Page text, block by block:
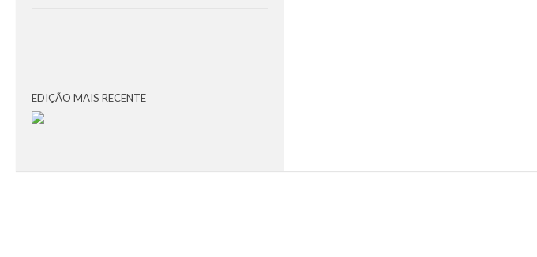
EDIÇÃO MAIS RECENTE